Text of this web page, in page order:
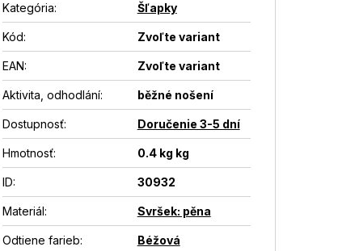
Kategória: Šľapky
Kód: Zvoľte variant
EAN: Zvoľte variant
Aktivita, odhodlání: běžné nošení
Dostupnosť: Doručenie 3-5 dní
Hmotnosť: 0.4 kg kg
ID: 30932
Materiál: Svršek: pěna
Odtiene farieb: Béžová